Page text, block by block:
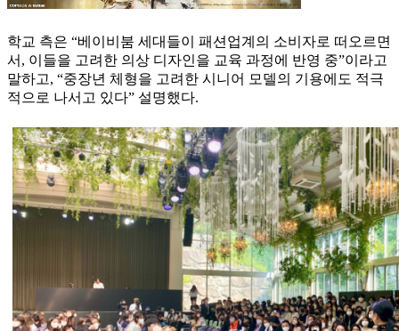
학교 측은 “베이비붐 세대들이 패션업계의 소비자로 떠오르면
서, 이들을 고려한 의상 디자인을 교육 과정에 반영 중”이라고
말하고, “중장년 체형을 고려한 시니어 모델의 기용에도 적극
적으로 나서고 있다” 설명했다.